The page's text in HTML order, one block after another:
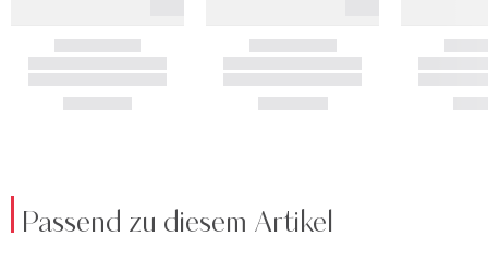
Passend zu diesem Artikel